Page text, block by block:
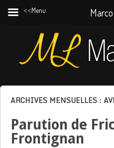
ARCHIVES MENSUELLES :
Parution de
Frontignan
˂˂Menu